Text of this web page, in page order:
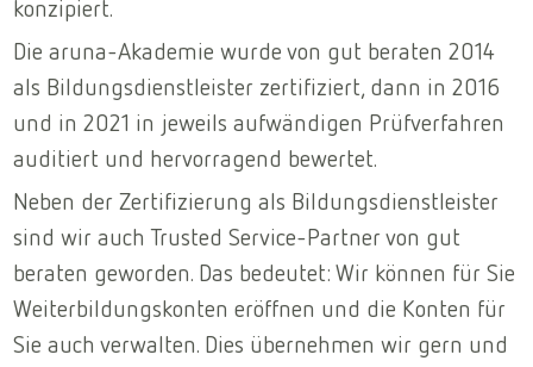
konzipiert.
Die aruna-Akademie wurde von gut beraten 2014
als Bildungsdienstleister zertifiziert, dann in 2016
und in 2021 in jeweils aufwändigen Prüfverfahren
auditiert und hervorragend bewertet.
Neben der Zertifizierung als Bildungsdienstleister
sind wir auch Trusted Service-Partner von gut
beraten geworden. Das bedeutet: Wir können für Sie
Weiterbildungskonten eröffnen und die Konten für
Sie auch verwalten. Dies übernehmen wir gern und